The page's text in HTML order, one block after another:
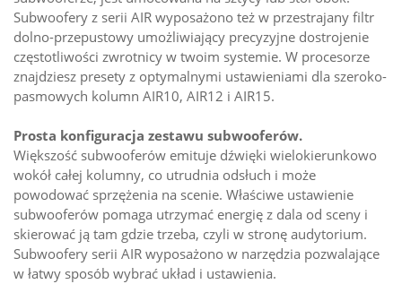
Subwoofery z serii AIR wyposażono też w przestrajany filtr
dolno-przepustowy umożliwiający precyzyjne dostrojenie
częstotliwości zwrotnicy w twoim systemie. W procesorze
znajdziesz presety z optymalnymi ustawieniami dla szeroko-
pasmowych kolumn AIR10, AIR12 i AIR15.
Prosta konfiguracja zestawu subwooferów.
Większość subwooferów emituje dźwięki wielokierunkowo
wokół całej kolumny, co utrudnia odsłuch i może
powodować sprzężenia na scenie. Właściwe ustawienie
subwooferów pomaga utrzymać energię z dala od sceny i
skierować ją tam gdzie trzeba, czyli w stronę audytorium.
Subwoofery serii AIR wyposażono w narzędzia pozwalające
w łatwy sposób wybrać układ i ustawienia.